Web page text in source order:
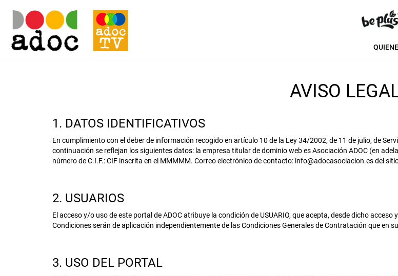
AVISO
1. DATOS IDENTIFICATIVOS
En cumplimiento con el deber de información recogido en artículo 10 de la Ley 34/2002, de 11 de julio, de
continuación se reflejan los siguientes datos: la empresa titular de dominio web es Asociación ADOC (en
número de C.I.F.: CIF inscrita en el MMMMM. Correo electrónico de contacto: info@adocasociacion.es del
2. USUARIOS
El acceso y/o uso de este portal de ADOC atribuye la condición de USUARIO, que acepta, desde dicho
Condiciones serán de aplicación independientemente de las Condiciones Generales de Contratación que en
3. USO DEL PORTAL